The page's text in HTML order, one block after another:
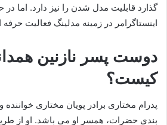
گذارد قابلیت مدل شدن را نیز دارد. اما در
اینستاگرامر در زمینه مدلینگ فعالیت حرفه
دوست پسر نازنین
کیست؟
پدرام مختاری برادر پویان مختاری
بندی حضرات، همسر او می باشد. او از